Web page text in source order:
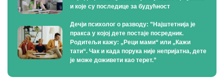
и које су последице за будућност
Дечји психолог о разводу: ”Најштетнија је
пракса у којој дете постаје посредник.
Родитељи кажу: „Реци мами“ или „Кажи
тати“. Чак и када порука није непријатна, дете
је може доживети као терет.”